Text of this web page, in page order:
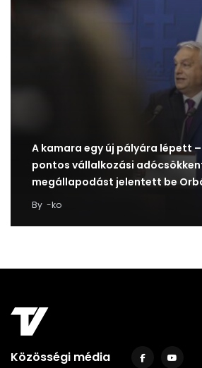
A kamara egy új pályára lépett
pontos vállalkozási
megállapodást jelentett be
By -ko
Közösségi média